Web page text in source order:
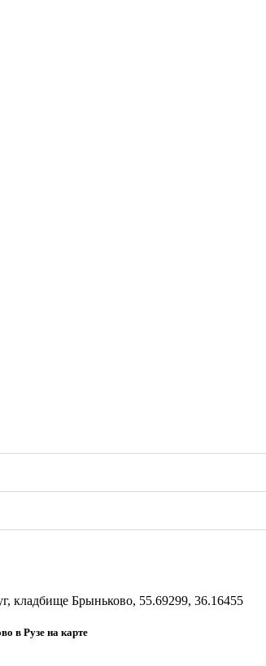
кладбище Брыньково, 55.69299, 36.16455
в Рузе на карте